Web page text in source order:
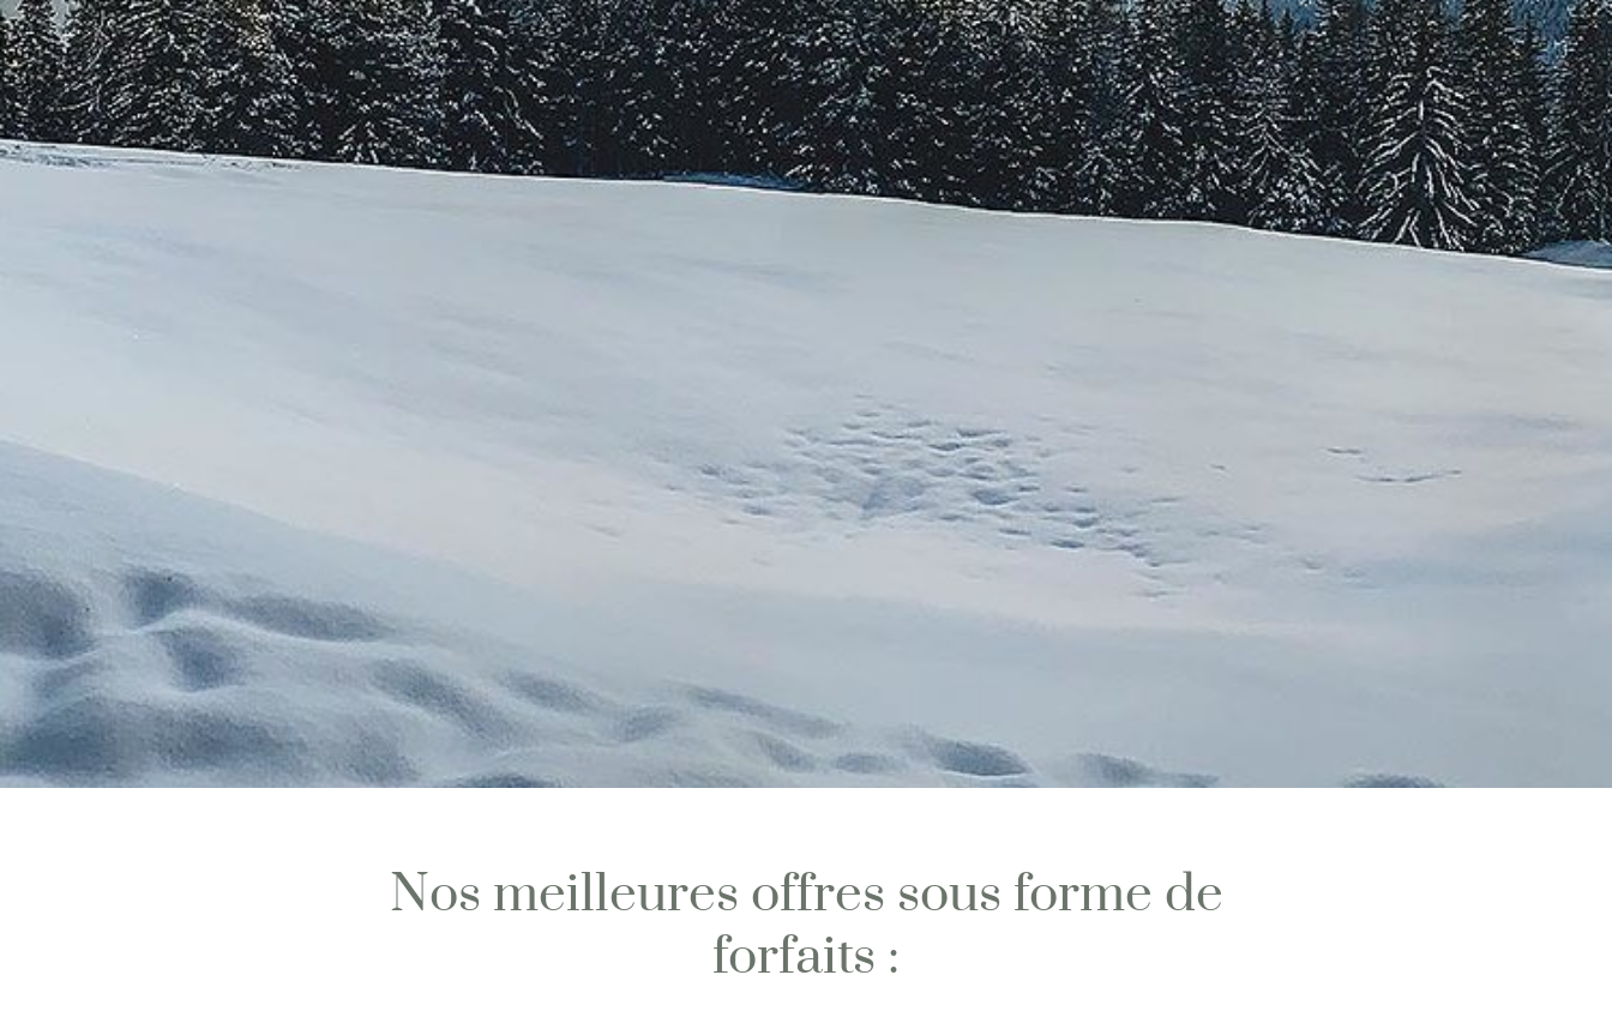
Nos meilleures offres sous forme de
forfaits :